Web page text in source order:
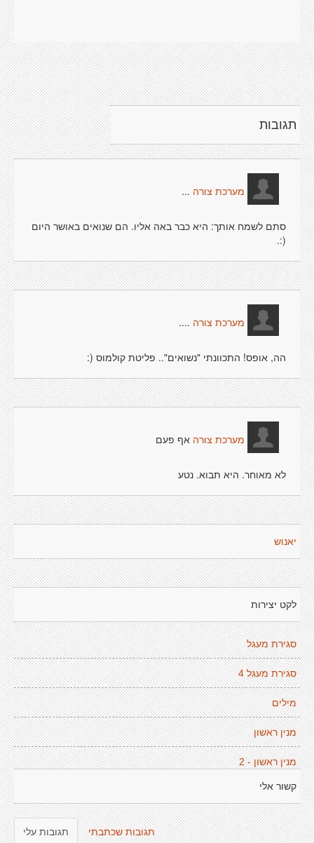
תגובות
מערכת צורה ...
סתם לשמח אותך: היא כבר באה אליו. הם שנואים באושר היום
(:.
מערכת צורה ....
הה, אופס! התכוונתי "נשואים".. פליטת קולמוס (:
מערכת צורה אף פעם
לא מאוחר. היא תבוא. נטע
יאנוש
לקט יצירות
סגירת מעגל
סגירת מעגל 4
מילים
מנין ראשון
מנין ראשון - 2
קשור אלי
תגובות עלי תגובות שכתבתי